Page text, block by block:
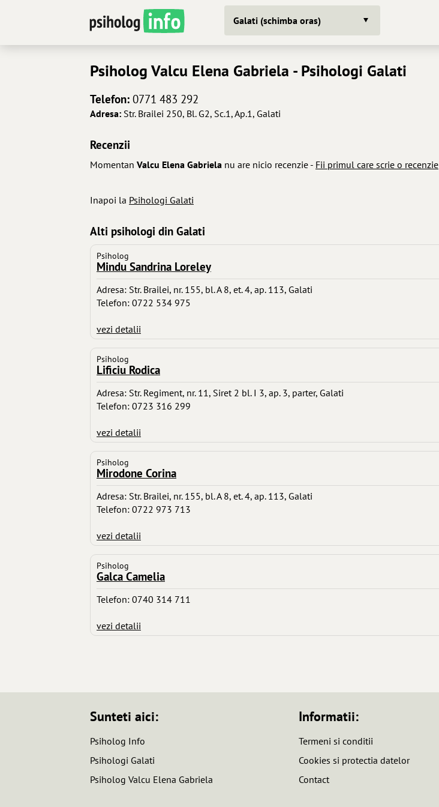
Galati (schimba oras)
Psiholog Valcu Elena Gabriela - Psihologi Galati
Telefon: 0771 483 292
Adresa: Str. Brailei 250, Bl. G2, Sc.1, Ap.1, Galati
Recenzii
Momentan Valcu Elena Gabriela nu are nicio recenzie - Fii primul care scrie o recenzie
Inapoi la Psihologi Galati
Alti psihologi din Galati
Psiholog
Mindu Sandrina Loreley
Adresa: Str. Brailei, nr. 155, bl. A 8, et. 4, ap. 113, Galati
Telefon: 0722 534 975
vezi detalii
Psiholog
Lificiu Rodica
Adresa: Str. Regiment, nr. 11, Siret 2 bl. I 3, ap. 3, parter, Galati
Telefon: 0723 316 299
vezi detalii
Psiholog
Mirodone Corina
Adresa: Str. Brailei, nr. 155, bl. A 8, et. 4, ap. 113, Galati
Telefon: 0722 973 713
vezi detalii
Psiholog
Galca Camelia
Telefon: 0740 314 711
vezi detalii
Sunteti aici:
Psiholog Info
Psihologi Galati
Psiholog Valcu Elena Gabriela
Informatii:
Termeni si conditii
Cookies si protectia datelor
Contact